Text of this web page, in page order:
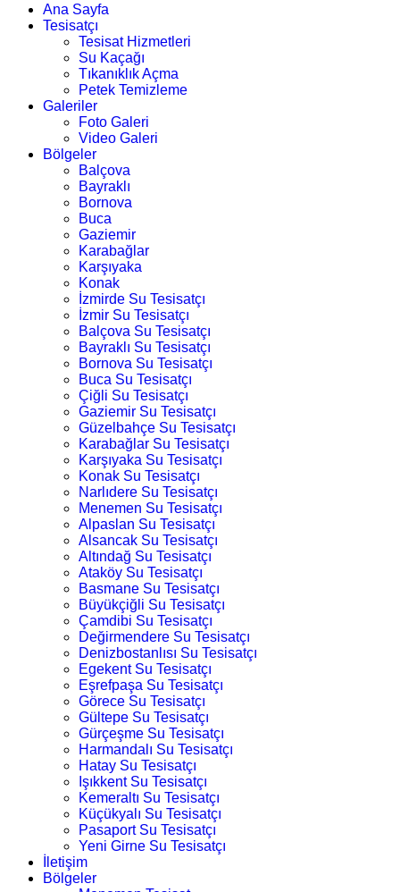
Ana Sayfa
Tesisatçı
Tesisat Hizmetleri
Su Kaçağı
Tıkanıklık Açma
Petek Temizleme
Galeriler
Foto Galeri
Video Galeri
Bölgeler
Balçova
Bayraklı
Bornova
Buca
Gaziemir
Karabağlar
Karşıyaka
Konak
İzmirde Su Tesisatçı
İzmir Su Tesisatçı
Balçova Su Tesisatçı
Bayraklı Su Tesisatçı
Bornova Su Tesisatçı
Buca Su Tesisatçı
Çiğli Su Tesisatçı
Gaziemir Su Tesisatçı
Güzelbahçe Su Tesisatçı
Karabağlar Su Tesisatçı
Karşıyaka Su Tesisatçı
Konak Su Tesisatçı
Narlıdere Su Tesisatçı
Menemen Su Tesisatçı
Alpaslan Su Tesisatçı
Alsancak Su Tesisatçı
Altındağ Su Tesisatçı
Ataköy Su Tesisatçı
Basmane Su Tesisatçı
Büyükçiğli Su Tesisatçı
Çamdibi Su Tesisatçı
Değirmendere Su Tesisatçı
Denizbostanlısı Su Tesisatçı
Egekent Su Tesisatçı
Eşrefpaşa Su Tesisatçı
Görece Su Tesisatçı
Gültepe Su Tesisatçı
Gürçeşme Su Tesisatçı
Harmandalı Su Tesisatçı
Hatay Su Tesisatçı
Işıkkent Su Tesisatçı
Kemeraltı Su Tesisatçı
Küçükyalı Su Tesisatçı
Pasaport Su Tesisatçı
Yeni Girne Su Tesisatçı
İletişim
Bölgeler